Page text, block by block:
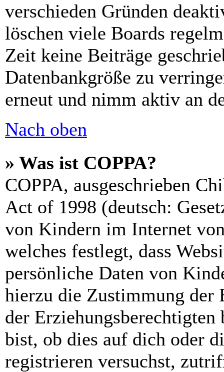
verschieden Gründen
löschen viele Boards
Zeit keine Beiträge
Datenbankgröße zu
erneut und nimm aktiv an
Nach oben
» Was ist COPPA?
COPPA, ausgeschrieben
Act of 1998 (deutsch:
von Kindern im Internet
welches festlegt, dass
persönliche Daten von
hierzu die Zustimmung der
der
bist, ob dies auf dich oder
registrieren versuchst,